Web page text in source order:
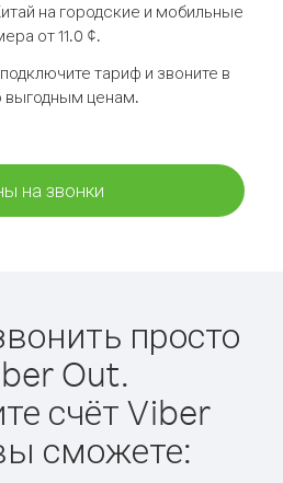
на городские и мобильные
от 11.0 ¢.
тариф и звоните в
выгодным ценам.
на звонки
просто
Out.
счёт Viber
сможете: